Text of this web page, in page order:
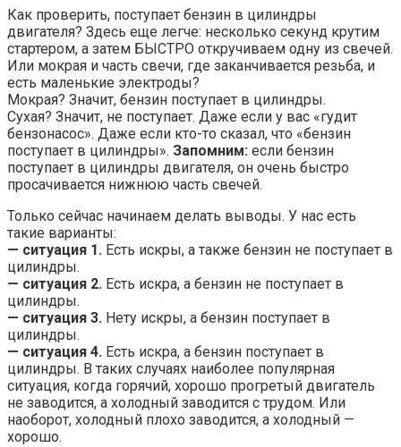
Как проверить, поступает бензин в цилиндры
двигателя? Здесь еще легче: несколько секунд крутим
стартером, а затем БЫСТРО откручиваем одну из свечей.
Или мокрая и часть свечи, где заканчивается резьба, и
есть маленькие электроды?
Мокрая? Значит, бензин поступает в цилиндры.
Сухая? Значит, не поступает. Даже если у вас «гудит
бензонасос». Даже если кто-то сказал, что «бензин
поступает в цилиндры». Запомним: если бензин
поступает в цилиндры двигателя, он очень быстро
просачивается нижнюю часть свечей.
Только сейчас начинаем делать выводы. У нас есть
такие варианты:
— ситуация 1. Есть искры, а также бензин не поступает в
цилиндры.
— ситуация 2. Есть искра, а бензин не поступает в
цилиндры.
— ситуация 3. Нету искры, а бензин поступает в
цилиндры.
— ситуация 4. Есть искра, а бензин поступает в
цилиндры. В таких случаях наиболее популярная
ситуация, когда горячий, хорошо прогретый двигатель
не заводится, а холодный заводится с трудом. Или
наоборот, холодный плохо заводится, а холодный —
хорошо.